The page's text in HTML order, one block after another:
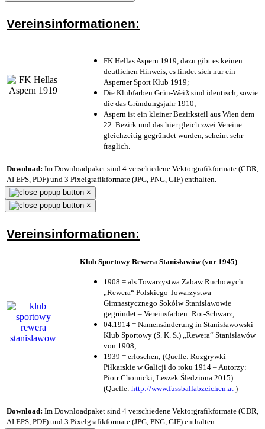
Vereinsinformationen:
FK Hellas Aspern 1919, dazu gibt es keinen
deutlichen Hinweis, es findet sich nur ein
Asperner Sport Klub 1919;
Die Klubfarben Grün-Weiß sind identisch, sowie
die das Gründungsjahr 1910;
Aspern ist ein kleiner Bezirksteil aus Wien dem
22. Bezirk und das hier gleich zwei Vereine
gleichzeitig gegründet wurden, scheint sehr
fraglich.
Download: Im Downloadpaket sind 4 verschiedene Vektorgrafikformate (CDR,
AI EPS, PDF) und 3 Pixelgrafikformate (JPG, PNG, GIF) enthalten.
×
×
Vereinsinformationen:
Klub Sportowy Rewera Stanisławów (vor 1945)
1908 = als Towarzystwa Zabaw Ruchowych
„Rewera“ Polskiego Towarzystwa
Gimnastycznego Sokółw Stanisławowie
gegründet – Vereinsfarben: Rot-Schwarz;
04.1914 = Namensänderung in Stanisławowski
Klub Sportowy (S. K. S.) „Rewera“ Stanisławów
von 1908;
1939 = erloschen; (Quelle: Rozgrywki
Piłkarskie w Galicji do roku 1914 – Autorzy:
Piotr Chomicki, Leszek Śledziona 2015)
(Quelle: http://www.fussballabzeichen.at )
Download: Im Downloadpaket sind 4 verschiedene Vektorgrafikformate (CDR,
AI EPS, PDF) und 3 Pixelgrafikformate (JPG, PNG, GIF) enthalten.